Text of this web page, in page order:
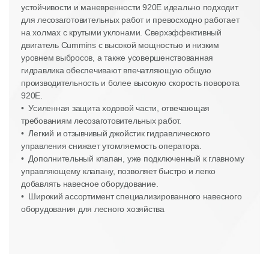
устойчивости и маневренности 920E идеально подходит
для лесозаготовительных работ и превосходно работает
на холмах с крутыми уклонами. Сверхэффективный
двигатель Cummins с высокой мощностью и низким
уровнем выбросов, а также усовершенствованная
гидравлика обеспечивают впечатляющую общую
производительность и более высокую скорость поворота
920E.
• Усиленная защита ходовой части, отвечающая
требованиям лесозаготовительных работ.
• Легкий и отзывчивый джойстик гидравлического
управления снижает утомляемость оператора.
• Дополнительный клапан, уже подключенный к главному
управляющему клапану, позволяет быстро и легко
добавлять навесное оборудование.
• Широкий ассортимент специализированного навесного
оборудования для лесного хозяйства